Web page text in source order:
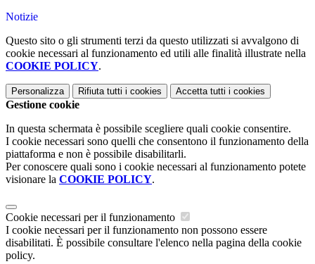
Notizie
Questo sito o gli strumenti terzi da questo utilizzati si avvalgono di
cookie necessari al funzionamento ed utili alle finalità illustrate nella
COOKIE POLICY.
Personalizza Rifiuta tutti i cookies Accetta tutti i cookies
Gestione cookie
In questa schermata è possibile scegliere quali cookie consentire.
I cookie necessari sono quelli che consentono il funzionamento della
piattaforma e non è possibile disabilitarli.
Per conoscere quali sono i cookie necessari al funzionamento potete
visionare la COOKIE POLICY.
Cookie necessari per il funzionamento
I cookie necessari per il funzionamento non possono essere
disabilitati. È possibile consultare l'elenco nella pagina della cookie
policy.